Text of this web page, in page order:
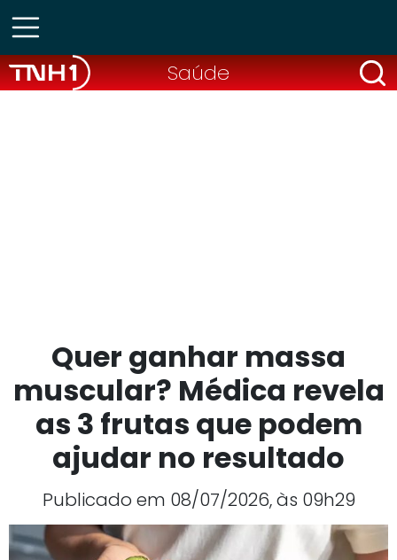
Saúde
Quer ganhar massa
muscular? Médica revela
as 3 frutas que podem
ajudar no resultado
Publicado em 08/07/2026, às 09h29